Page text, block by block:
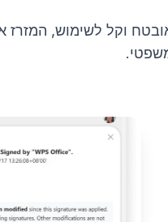
וקל לשימוש, המזרז